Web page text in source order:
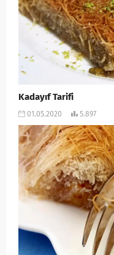
Kadayıf Tarifi
01.05.2020 5.897